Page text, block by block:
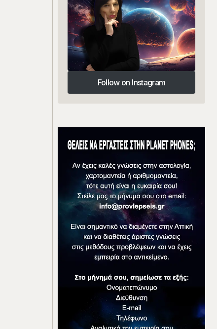
Follow on Instagram
Follow on Instagram